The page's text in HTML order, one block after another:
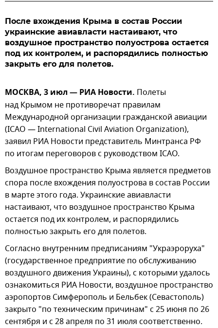
После вхождения Крыма в состав России
украинские авиавласти настаивают, что
воздушное пространство полуострова остается
под их контролем, и распорядились полностью
закрыть его для полетов.
МОСКВА, 3 июл — РИА Новости. Полеты
над Крымом не противоречат правилам
Международной организации гражданской авиации
(ICAO — International Civil Aviation Organization),
заявил РИА Новости представитель Минтранса РФ
по итогам переговоров с руководством ICAO.
Воздушное пространство Крыма является предметов
спора после вхождения полуострова в состав России
в марте этого года. Украинские авиавласти
настаивают, что воздушное пространство Крыма
остается под их контролем, и распорядились
полностью закрыть его для полетов.
Согласно внутренним предписаниям "Украэроруха"
(государственное предприятие по обслуживанию
воздушного движения Украины), с которыми удалось
ознакомиться РИА Новости, воздушное пространство
аэропортов Симферополь и Бельбек (Севастополь)
закрыто "по техническим причинам" с 25 июня по 26
сентября и с 28 апреля по 31 июля соответственно.